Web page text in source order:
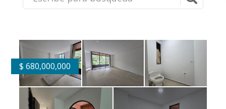
$ 680,000,000